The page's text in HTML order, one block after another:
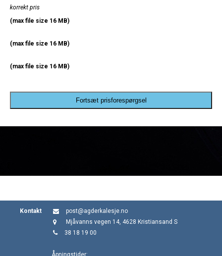
korrekt pris
(max file size 16 MB)
(max file size 16 MB)
(max file size 16 MB)
Fortsæt prisforespørgsel
Kontakt
post@agderkalesje.no
Mjåvanns vegen 14, 4628 Kristiansand S
38 18 19 00
Åpningstider: